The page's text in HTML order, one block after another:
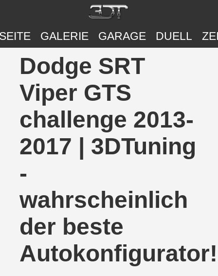
GALERIE GARAGE DUELL
Dodge SRT
Viper GTS
challenge 2013-
2017 | 3DTuning
-
wahrscheinlich
der beste
Autokonfigurator!